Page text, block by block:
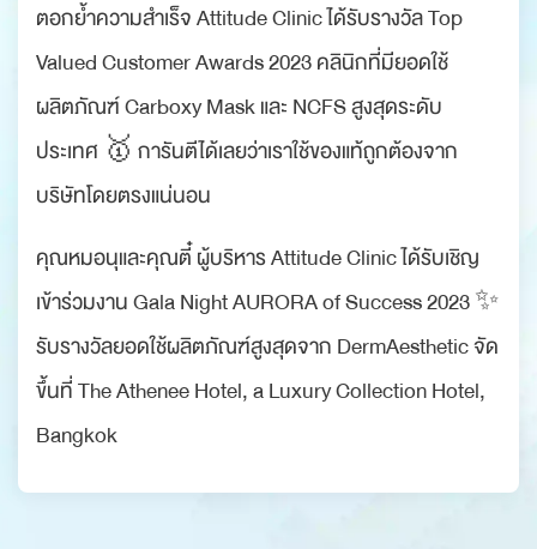
ตอกย้ำความสำเร็จ Attitude Clinic ได้รับรางวัล Top
Valued Customer Awards 2023 คลินิกที่มียอดใช้
ผลิตภัณฑ์ Carboxy Mask และ NCFS สูงสุดระดับ
ประเทศ 🥇 การันตีได้เลยว่าเราใช้ของแท้ถูกต้องจาก
บริษัทโดยตรงแน่นอน
คุณหมอนุและคุณตี๋ ผู้บริหาร Attitude Clinic ได้รับเชิญ
เข้าร่วมงาน Gala Night AURORA of Success 2023 ✨
รับรางวัลยอดใช้ผลิตภัณฑ์สูงสุดจาก DermAesthetic จัด
ขึ้นที่ The Athenee Hotel, a Luxury Collection Hotel,
Bangkok